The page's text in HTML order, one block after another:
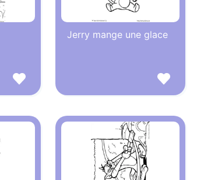
Jerry mange une glace